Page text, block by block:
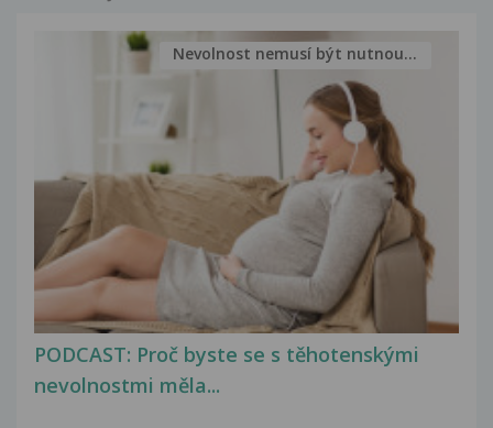
PODCAST: Proč byste se s těhotenskými
nevolnostmi měla...
Nevolnost nemusí být nutnou...